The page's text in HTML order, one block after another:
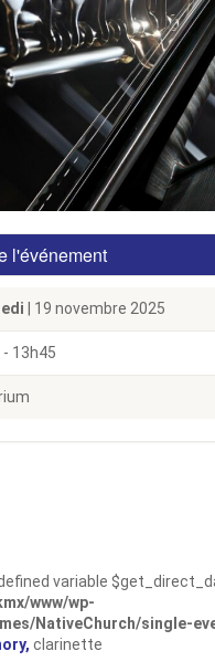
l'événement
| 19 novembre 2025
13h45
variable
www/wp-
NativeChurch/single-
clarinette